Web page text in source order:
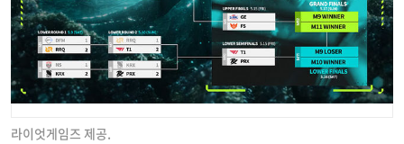
라이엇게임즈 제공.